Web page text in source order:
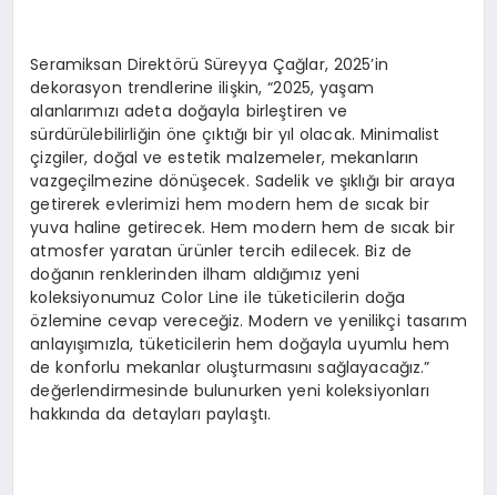
Seramiksan Direktörü Süreyya Çağlar, 2025’in
dekorasyon trendlerine ilişkin, “2025, yaşam
alanlarımızı adeta doğayla birleştiren ve
sürdürülebilirliğin öne çıktığı bir yıl olacak. Minimalist
çizgiler, doğal ve estetik malzemeler, mekanların
vazgeçilmezine dönüşecek. Sadelik ve şıklığı bir araya
getirerek evlerimizi hem modern hem de sıcak bir
yuva haline getirecek. Hem modern hem de sıcak bir
atmosfer yaratan ürünler tercih edilecek. Biz de
doğanın renklerinden ilham aldığımız yeni
koleksiyonumuz Color Line ile tüketicilerin doğa
özlemine cevap vereceğiz. Modern ve yenilikçi tasarım
anlayışımızla, tüketicilerin hem doğayla uyumlu hem
de konforlu mekanlar oluşturmasını sağlayacağız.”
değerlendirmesinde bulunurken yeni koleksiyonları
hakkında da detayları paylaştı.